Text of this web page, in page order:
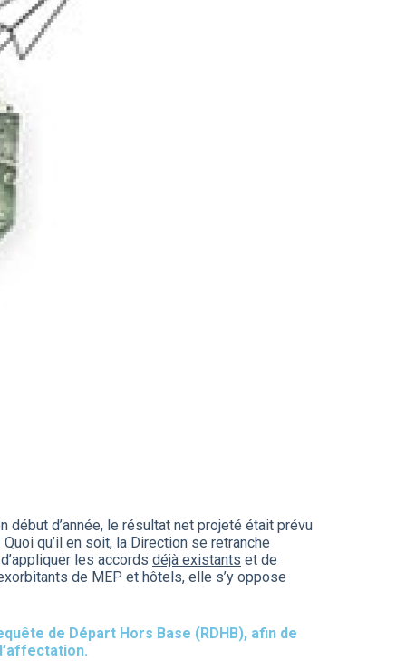
début d’année, le résultat net projeté était prévu
qu’il en soit, la Direction se retranche
les accords déjà existants et de
de MEP et hôtels, elle s’y oppose
de Départ Hors Base (RDHB), afin de